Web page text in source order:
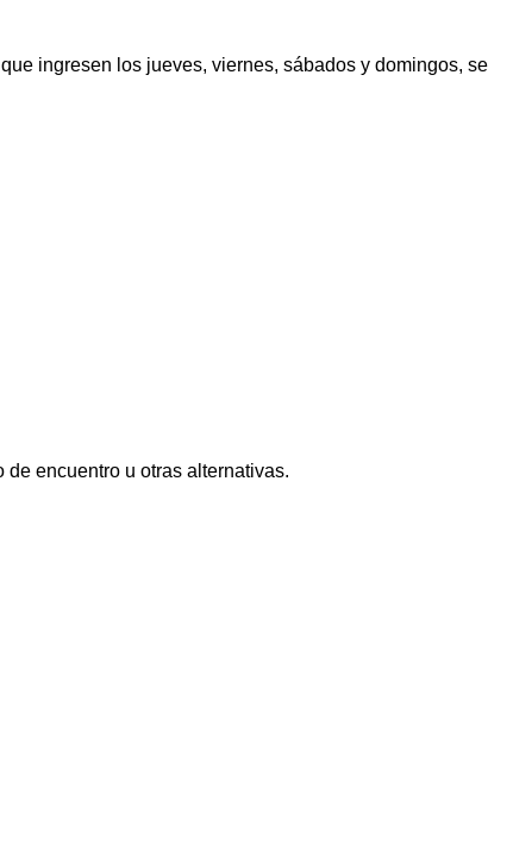
ingresen los jueves, viernes, sábados y domingos, se
encuentro u otras alternativas.